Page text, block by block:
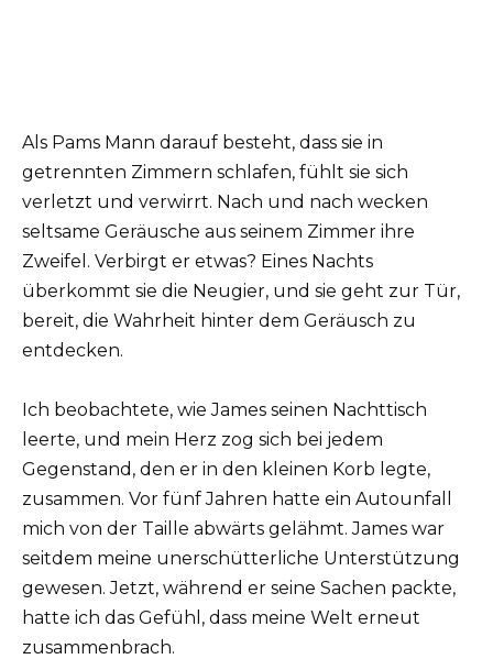
Als Pams Mann darauf besteht, dass sie in
getrennten Zimmern schlafen, fühlt sie sich
verletzt und verwirrt. Nach und nach wecken
seltsame Geräusche aus seinem Zimmer ihre
Zweifel. Verbirgt er etwas? Eines Nachts
überkommt sie die Neugier, und sie geht zur Tür,
bereit, die Wahrheit hinter dem Geräusch zu
entdecken.
Ich beobachtete, wie James seinen Nachttisch
leerte, und mein Herz zog sich bei jedem
Gegenstand, den er in den kleinen Korb legte,
zusammen. Vor fünf Jahren hatte ein Autounfall
mich von der Taille abwärts gelähmt. James war
seitdem meine unerschütterliche Unterstützung
gewesen. Jetzt, während er seine Sachen packte,
hatte ich das Gefühl, dass meine Welt erneut
zusammenbrach.